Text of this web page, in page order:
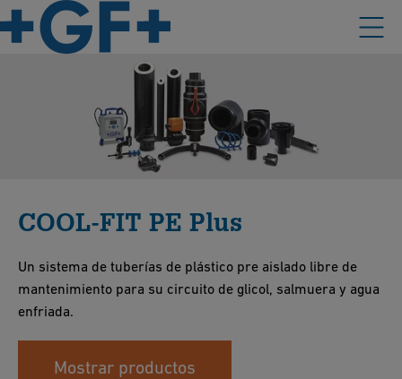
COOL-FIT PE Plus
Un sistema de tuberías de plástico pre aislado libre de
mantenimiento para su circuito de glicol, salmuera y agua
enfriada.
Mostrar productos